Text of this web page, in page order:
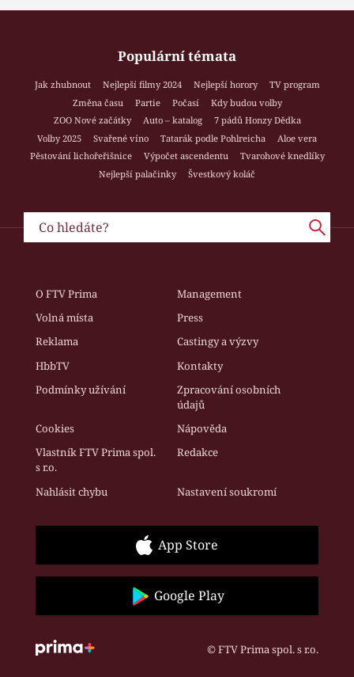
Populární témata
Jak zhubnout Nejlepší filmy 2024 Nejlepší horory
TV program
Změna času
Partie Počasí
Kdy budou volby
ZOO Nové začátky
Auto – katalog
7 pádů Honzy Dědka
Volby 2025
Svařené víno Tatarák podle Pohlreicha
Aloe vera
Pěstování lichořeřišnice
Výpočet ascendentu
Tvarohové knedlíky
Nejlepší palačinky
Švestkový koláč
O FTV Prima
Management
Volná místa
Press
Reklama
Castingy a výzvy
HbbTV
Kontakty
Podmínky užívání
Zpracování osobních
údajů
Cookies
Nápověda
Vlastník FTV Prima spol.
s r.o.
Redakce
Nahlásit chybu Nastavení soukromí
App Store
Google Play
© FTV Prima spol. s r.o.